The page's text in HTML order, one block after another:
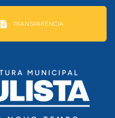
TRANSPARÊNCIA